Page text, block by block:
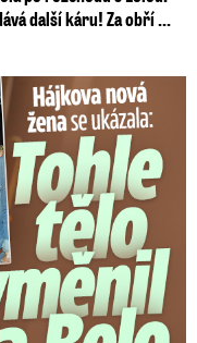
další káru! Za obří ...
se ukázala...